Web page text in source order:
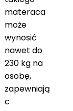
materaca
może
wynosić
nawet do
230 kg na
osobę,
zapewniają
c